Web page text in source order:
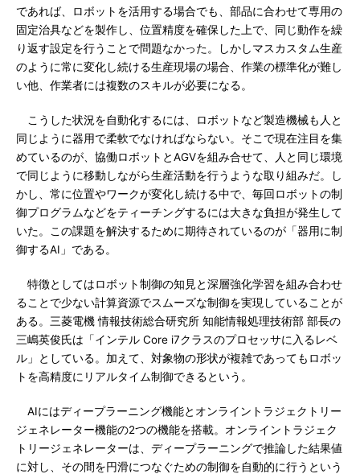
であれば、ロボットを活用する場合でも、部品に合わせて専用の
固定治具などを製作し、位置精度を確保した上で、同じ動作を繰
り返す設定を行うことで問題なかった。しかしマスカスタム生産
のように常に変化し続ける生産現場の場合、作業の標準化が難し
い他、作業者には複数のスキルが必要になる。
こうした状況を自動化するには、ロボットなど製造機械も人と
同じように器用で柔軟でなければならない。そこで現在注目を集
めているのが、協働ロボットとAGVを組み合せて、人と同じ環境
で同じように移動しながら生産活動を行うような取り組みだ。し
かし、常に位置やワークが変化し続ける中で、毎回ロボットの制
御プログラムなどをティーチングするには大きな負担が発生して
いた。この課題を解決するために期待されているのが「器用に制
御するAI」である。
特徴としてはロボット制御の知見と深層強化学習を組み合わせ
ることで少ない計算資源でスムーズな制御を実現していることが
ある。三菱電機 情報技術総合研究所 知能情報処理技術部 部長の
三嶋英俊氏は「インテル Core i7クラスのプロセッサに入るレベ
ル」としている。加えて、対象物の形状が複雑であってもロボッ
トを高精度にリアルタイム制御できるという。
AIにはディープラーニング機能とオンライントラジェクトリー
ジェネレーター機能の2つの機能を搭載。オンライントラジェク
トリージェネレーターは、ディープラーニングで推論した結果値
に対し、その間を円滑につなぐための制御を自動的に行うという